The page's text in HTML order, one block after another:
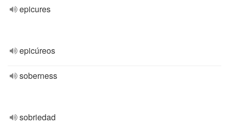
epicures
epicúreos
soberness
sobriedad